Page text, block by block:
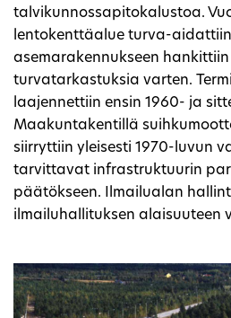
talvikunnossapitokalustoa.
lentokenttäalue turva-
asemarakennukseen
turvatarkastuksia varten.
laajennettiin ensin 1960- ja
Maakuntakentillä
siirryttiin yleisesti 1970-luvun
tarvittavat infrastruktuurin
päätökseen. Ilmailualan
ilmailuhallituksen alaisuuteen